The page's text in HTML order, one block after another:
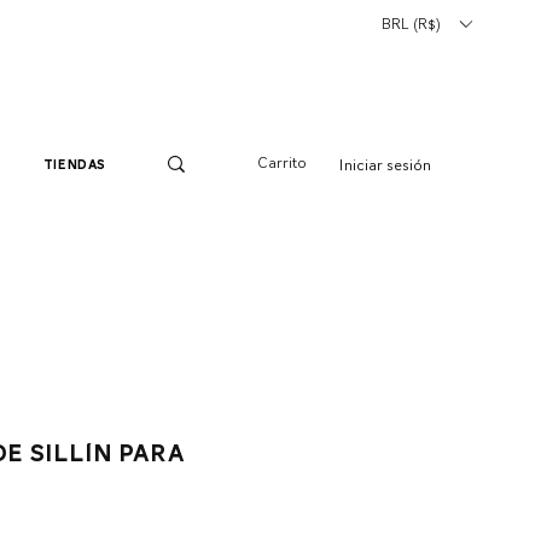
BRL (R$)
tiendas Carrito Iniciar sesión
sillín para